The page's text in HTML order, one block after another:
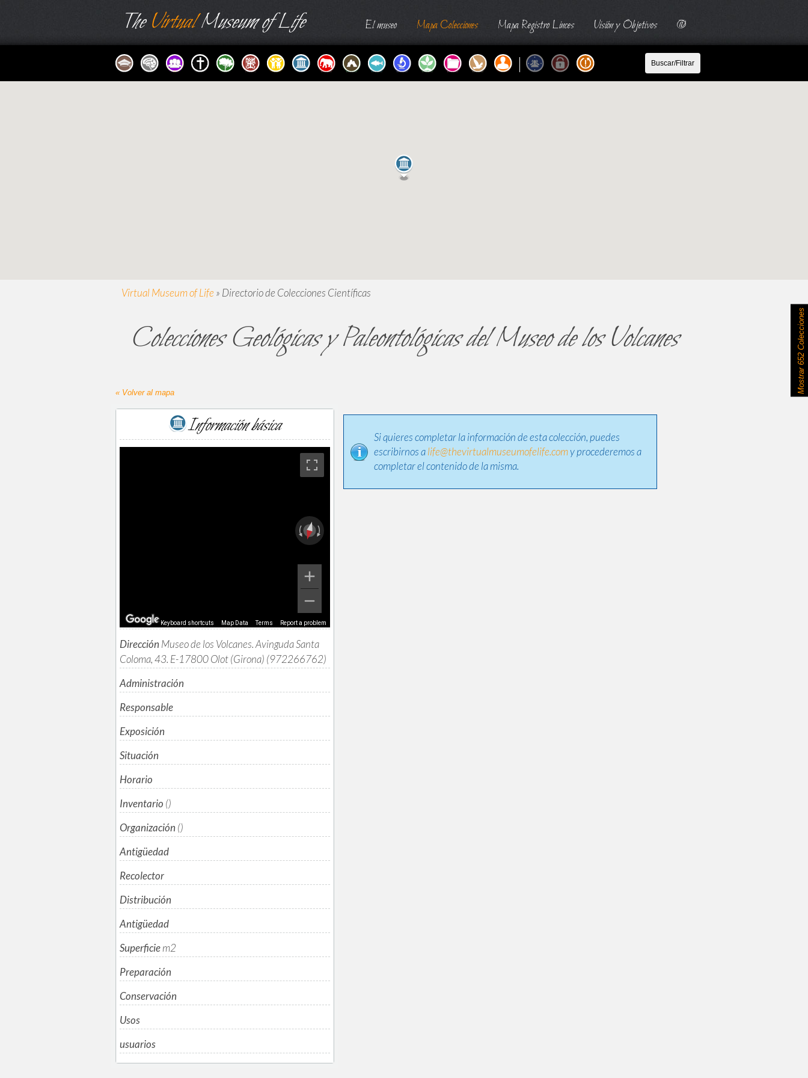
TheVirtualMuseum of Life El museo Mapa Colecciones Mapa Registro Linces Visión y Objetivos @
Mostrar
652 Colecciones
Virtual Museum of Life » Directorio de Colecciones Científicas
Colecciones Geológicas y Paleontológicas del Museo de los Volcanes
« Volver al mapa
Información básica
Keyboard shortcuts Map Data Terms Report a problem
Dirección Museo de los Volcanes. Avinguda Santa
Coloma, 43. E-17800 Olot (Girona) (972266762)
Administración
Responsable
Exposición
Situación
Horario
Inventario ()
Organización ()
Antigüedad
Recolector
Distribución
Antigüedad
Superficiem2
Preparación
Conservación
Usos
usuarios
Si quieres completar la información de esta colección, puedes
escribirnos alife@thevirtualmuseumofelife.comy procederemos a
completar el contenido de la misma.